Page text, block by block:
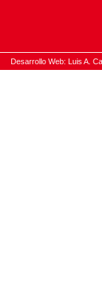
Desarrollo Web: Luis